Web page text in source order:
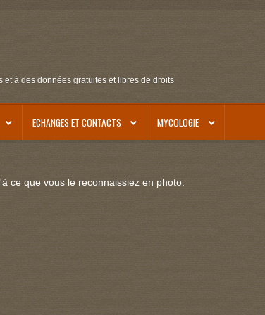
à des données gratuites et libres de droits
ECHANGES ET CONTACTS MYCOLOGIE
ce que vous le reconnaissiez en photo.